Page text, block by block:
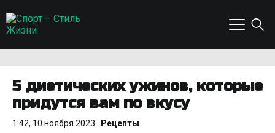
5 диетических ужинов, которые
придутся вам по вкусу
1:42, 10 ноября 2023 Рецепты